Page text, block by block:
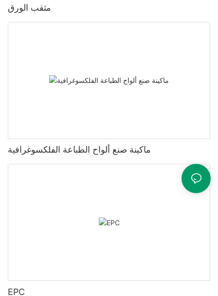
مثقب الورق
ماكينة صنع ألواح الطباعة الفلكسوغرافية
EPC